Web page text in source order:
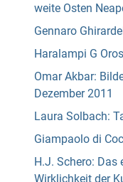
weite Osten
Gennaro
Haralampi G
Omar Akbar:
Dezember 2011
Laura Solbach:
Giampaolo di
H.J. Schero: Das
Wirklichkeit der